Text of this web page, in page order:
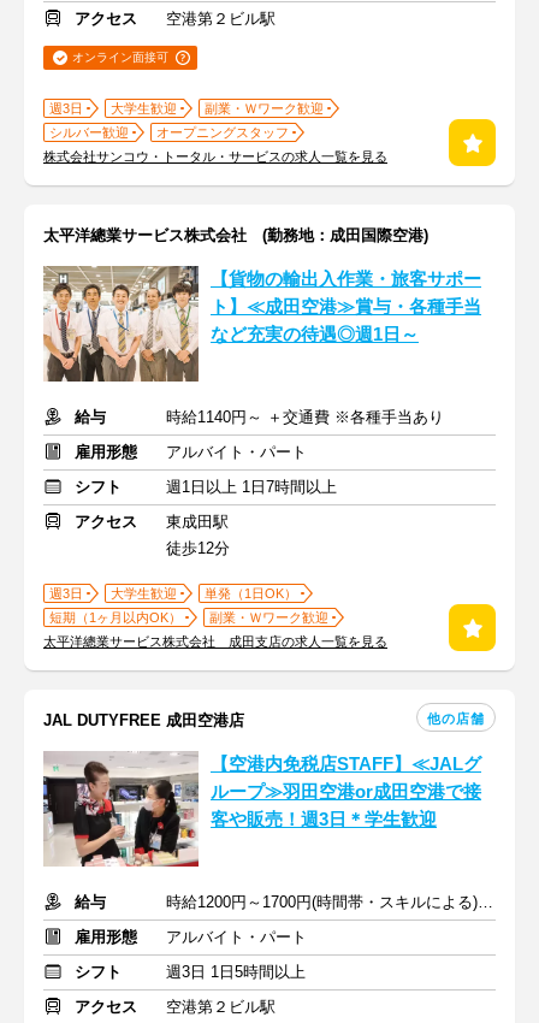
アクセス
空港第２ビル駅
オンライン面接可
週3日 大学生歓迎
副業・Ｗワーク歓迎
シルバー歓迎
オープニングスタッフ
株式会社サンコウ・トータル・サービスの求人一覧を見る
太平洋總業サービス株式会社 (勤務地：成田国際空港)
【貨物の輸出入作業・旅客サポー
ト】≪成田空港≫賞与・各種手当
など充実の待遇◎週1日～
給与
時給1140円～ ＋交通費 ※各種手当あり
雇用形態
アルバイト・パート
シフト
週1日以上 1日7時間以上
アクセス
東成田駅
徒歩12分
週3日 大学生歓迎
単発（1日OK）
短期（1ヶ月以内OK）
副業・Ｗワーク歓迎
太平洋總業サービス株式会社 成田支店の求人一覧を見る
JAL DUTYFREE 成田空港店 他の店舗
【空港内免税店STAFF】≪JALグ
ループ≫羽田空港or成田空港で接
客や販売！週3日＊学生歓迎
給与
時給1200円～1700円(時間帯・スキルによる)+交通費全額支給
雇用形態
アルバイト・パート
シフト
週3日 1日5時間以上
アクセス
空港第２ビル駅